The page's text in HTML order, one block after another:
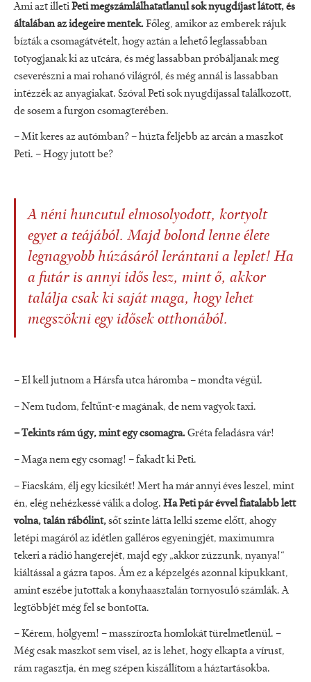
Ami azt illetiPeti megszámlálhatatlanul sok nyugdíjast látott, és
általában az idegeire mentek.Főleg, amikor az emberek rájuk
bízták a csomagátvételt, hogy aztán a lehető leglassabban
totyogjanak ki az utcára, és még lassabban próbáljanak meg
cseverészni a mai rohanó világról, és még annál is lassabban
intézzék az anyagiakat. Szóval Peti sok nyugdíjassal találkozott,
de sosem a furgon csomagterében.
– Mit keres az autómban? – húzta feljebb az arcán a maszkot
Peti. – Hogy jutott be?
A néni huncutul elmosolyodott, kortyolt
egyet a teájából. Majd bolond lenne élete
legnagyobb húzásáról lerántani a leplet! Ha
a futár is annyi idős lesz, mint ő, akkor
találja csak ki saját maga, hogy lehet
megszökni egy idősek otthonából.
– El kell jutnom a Hársfa utca háromba – mondta végül.
– Nem tudom, feltűnt-e magának, de nem vagyok taxi.
– Tekints rám úgy, mint egy csomagra.Gréta feladásra vár!
– Maga nem egy csomag! – fakadt ki Peti.
– Fiacskám, élj egy kicsikét! Mert ha már annyi éves leszel, mint
én, elég nehézkessé válik a dolog. Ha Peti pár évvel fiatalabb lett
volna, talán rábólint,sőt szinte látta lelki szeme előtt, ahogy
letépi magáról az idétlen galléros egyeningjét, maximumra
tekeri a rádió hangerejét, majd egy „akkor zúzzunk, nyanya!“
kiáltással a gázra tapos. Ám ez a képzelgés azonnal kipukkant,
amint eszébe jutottak a konyhaasztalán tornyosuló számlák. A
legtöbbjét még fel se bontotta.
– Kérem, hölgyem! – masszírozta homlokát türelmetlenül. –
Még csak maszkot sem visel, az is lehet, hogy elkapta a vírust,
rám ragasztja, én meg szépen kiszállítom a háztartásokba.